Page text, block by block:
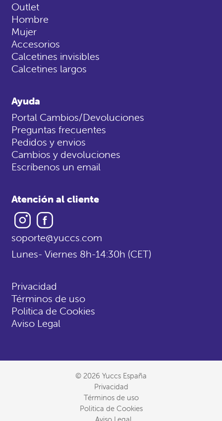
Outlet
Hombre
Mujer
Accesorios
Calcetines invisibles
Calcetines largos
Ayuda
Portal Cambios/Devoluciones
Preguntas frecuentes
Pedidos y envios
Cambios y devoluciones
Escríbenos un email
Atención al cliente
Instagram
soporte@yuccs.com
Lunes- Viernes 8h-14:30h (CET)
Privacidad
Términos de uso
Politica de Cookies
Aviso Legal
© 2026 Yuccs España
Privacidad
Términos de uso
Politica de Cookies